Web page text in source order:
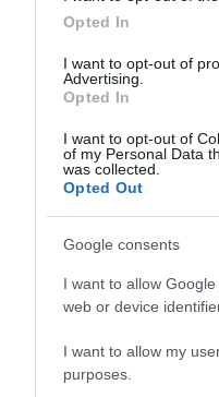
Opted In
I want to opt-out of
Advertising.
Opted In
I want to opt-out of
of my Personal Data
was collected.
Opted Out
Google consents
I want to allow
web or device
I want to allow my
purposes.
Ön szerint hogy készül a
hamisítatlan szolnoki
Igazi retró klasszikus